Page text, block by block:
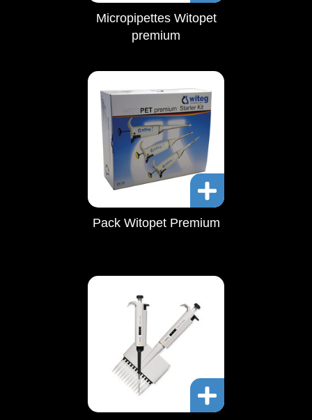
Micropipettes Witopet
premium
Pack Witopet Premium